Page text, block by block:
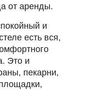
от аренды.
и
есть вся,
Это и
пекарни,